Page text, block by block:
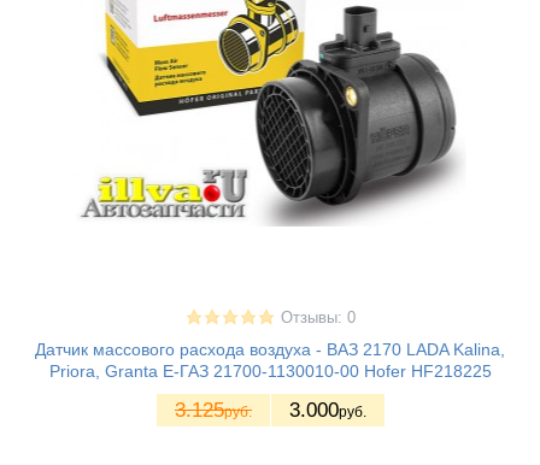
Отзывы: 0
Датчик массового расхода воздуха - ВАЗ 2170 LADA Kalina,
Priora, Granta Е-ГАЗ 21700-1130010-00 Hofer HF218225
3.125руб. 3.000руб.